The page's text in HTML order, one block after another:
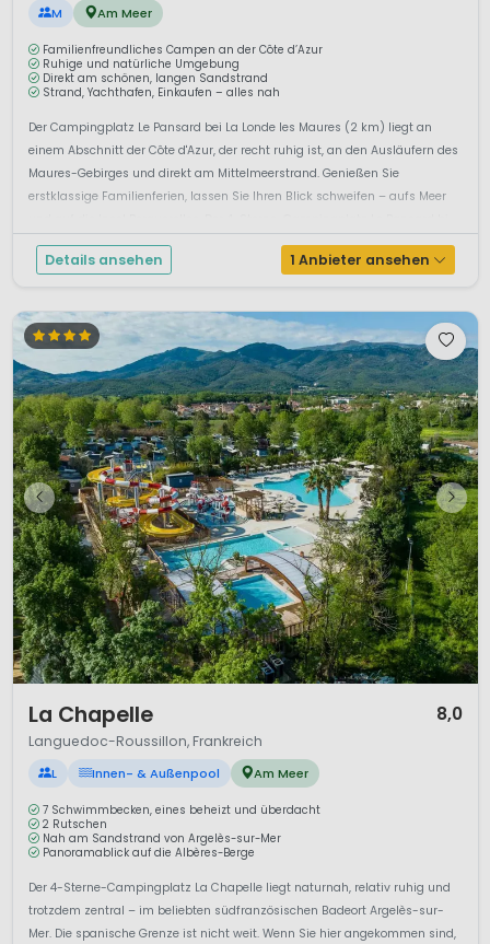
M Am Meer
Familienfreundliches Campen an der Côte d’Azur
Ruhige und natürliche Umgebung
Direkt am schönen, langen Sandstrand
Strand, Yachthafen, Einkaufen – alles nah
Der Campingplatz Le Pansard bei La Londe les Maures (2 km) liegt an
einem Abschnitt der Côte d'Azur, der recht ruhig ist, an den Ausläufern des
Maures-Gebirges und direkt am Mittelmeerstrand. Genießen Sie
erstklassige Familienferien, lassen Sie Ihren Blick schweifen – aufs Meer
Details ansehen 1 Anbieter ansehen
La Chapelle 8,0
Languedoc-Roussillon, Frankreich
L Innen- & Außenpool Am Meer
7 Schwimmbecken, eines beheizt und überdacht
2 Rutschen
Nah am Sandstrand von Argelès-sur-Mer
Panoramablick auf die Albères-Berge
Der 4-Sterne-Campingplatz La Chapelle liegt naturnah, relativ ruhig und
trotzdem zentral – im beliebten südfranzösischen Badeort Argelès-sur-
Mer. Die spanische Grenze ist nicht weit. Wenn Sie hier angekommen sind,